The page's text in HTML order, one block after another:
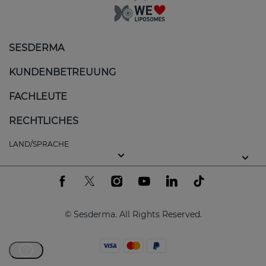
SESDERMA
KUNDENBETREUUNG
FACHLEUTE
RECHTLICHES
LAND/SPRACHE
© Sesderma. All Rights Reserved.